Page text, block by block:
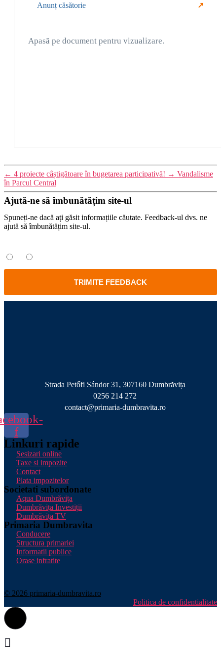
Anunț căsătorie
Apasă pe document pentru vizualizare.
← 4 proiecte câștigătoare în bugetarea participativă! → Vandalisme
în Parcul Central
Ajută-ne să îmbunătățim site-ul
Spuneți-ne dacă ați găsit informațiile căutate. Feedback-ul dvs. ne
ajută să îmbunătățim site-ul.
TRIMITE FEEDBACK
Strada Petőfi Sándor 31, 307160 Dumbrăvița
0256 214 272
contact@primaria-dumbravita.ro
f
Linkuri rapide
Sesizari online
Taxe si impozite
Contact
Plata impozitelor
Societati subordonate
Aqua Dumbrăvița
Dumbrăvița Investiții
Dumbrăvița TV
Primaria Dumbravita
Conducere
Structura primariei
Informatii publice
Orase infratite
© 2026 primaria-dumbravita.ro
Politica de confidentialitate